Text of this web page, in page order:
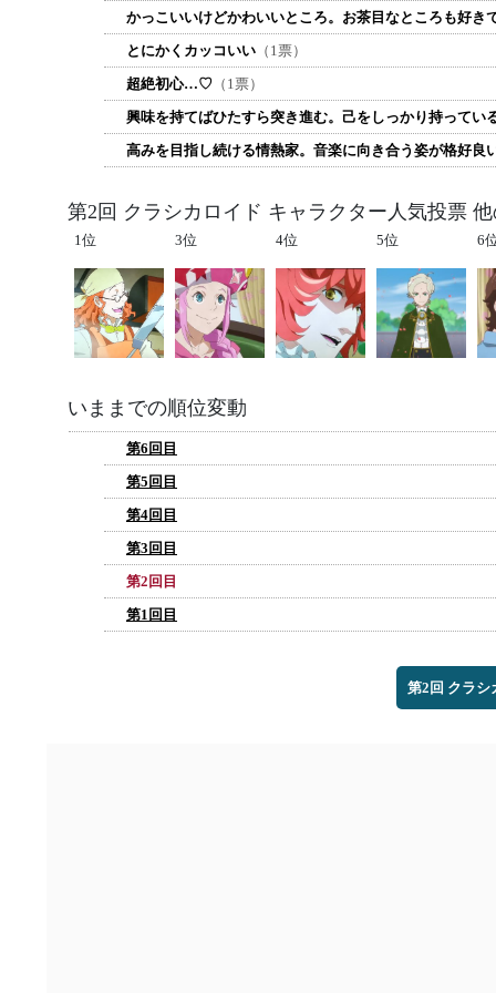
かっこいいけどかわいいところ。お茶目なところも好き
とにかくカッコいい （1票）
超絶初心…♡ （1票）
興味を持てばひたすら突き進む。己をしっかり持ってい
高みを目指し続ける情熱家。音楽に向き合う姿が格好良
第2回 クラシカロイド キャラクター人気投票
1位 3位 4位 5位 6
いままでの順位変動
第6回目
第5回目
第4回目
第3回目
第2回目
第1回目
第2回 クラシ